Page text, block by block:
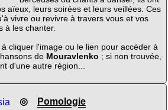
aïeux, leurs soirées et leurs veillées. Ces
vivre ou revivre à travers vous et vos
à les chanter.
cliquer l'image ou le lien pour accéder à
de Mouravlenko ; si non trouvée,
d'une autre région...
◎ Pomologie